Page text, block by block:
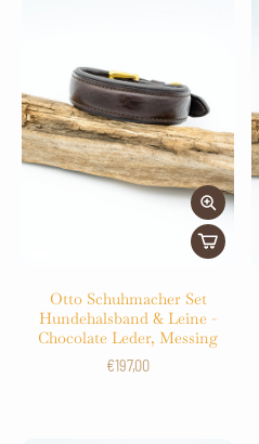
Otto Schuhmacher Set
Hundehalsband & Leine -
Chocolate Leder, Messing
€197,00